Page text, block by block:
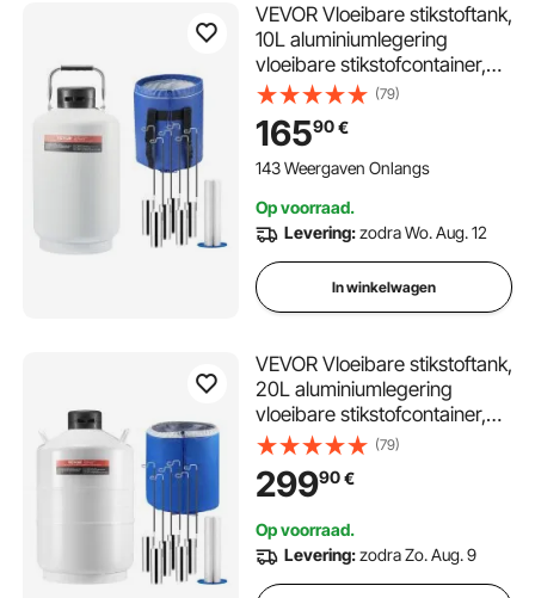
VEVOR Vloeibare stikstoftank,
10L aluminiumlegering
vloeibare stikstofcontainer,
LN2 tankdewar met 6
bussen en draagtas met
banden, cryogene tank voor
de schoonheidsindustrie,
wetenschappelijke
(79)
16590€
143 Weergaven Onlangs
Op voorraad.
Levering:zodra Wo. Aug. 12
In winkelwagen
VEVOR Vloeibare stikstoftank,
20L aluminiumlegering
vloeibare stikstofcontainer,
LN2 tank Dewar met 6
bussen en draagtas met
banden, cryogene tank voor
spermaconservering,
wetenschappelijke
(79)
29990€
Op voorraad.
Levering:zodra Zo. Aug. 9